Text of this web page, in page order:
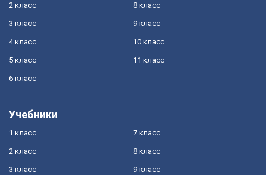
2 класс
3 класс
4 класс
5 класс
6 класс
8 класс
9 класс
10 класс
11 класс
Учебники
1 класс
2 класс
3 класс
7 класс
8 класс
9 класс